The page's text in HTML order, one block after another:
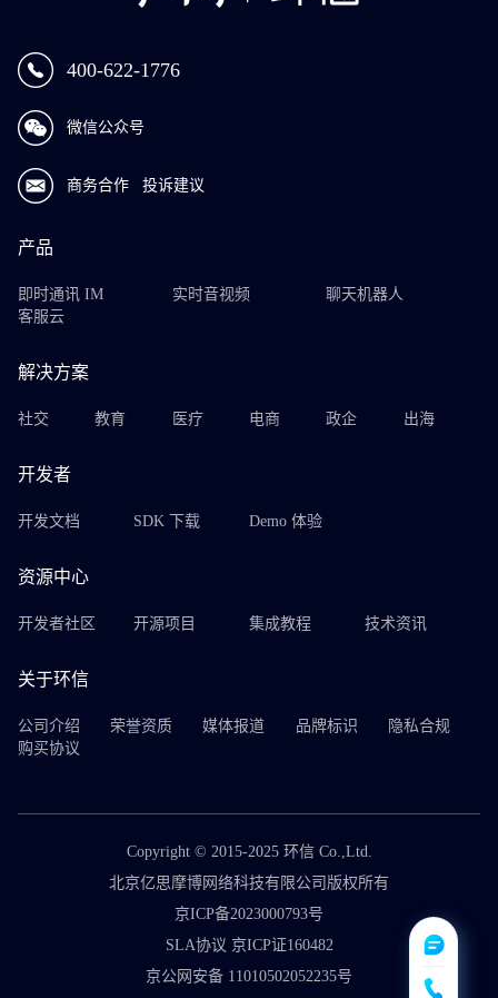
400-622-1776
微信公众号
商务合作 投诉建议
产品
即时通讯 IM 实时音视频
聊天机器人
客服云
解决方案
社交 教育 医疗 电商 政企 出海
开发者
开发文档 SDK 下载 Demo 体验
资源中心
开发者社区 开源项目 集成教程 技术资讯
关于环信
公司介绍 荣誉资质 媒体报道 品牌标识
隐私合规
购买协议
Copyright © 2015-2025 环信 Co.,Ltd.
北京亿思摩博网络科技有限公司版权所有
京ICP备2023000793号
SLA协议 京ICP证160482
京公网安备 11010502052235号